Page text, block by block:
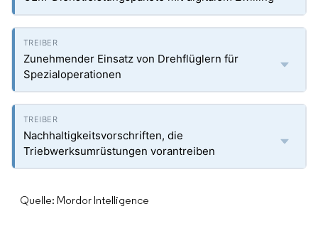
Zunehmender Einsatz von Drehflüglern für
Spezialoperationen
Nachhaltigkeitsvorschriften, die
Triebwerksumrüstungen vorantreiben
Quelle: Mordor Intelligence